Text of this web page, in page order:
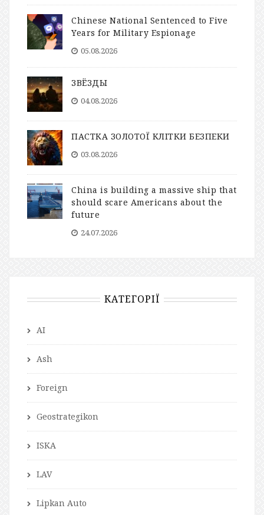
Chinese National Sentenced to Five
Years for Military Espionage
05.08.2026
ЗВЁЗДЫ
04.08.2026
ПАСТКА ЗОЛОТОЇ КЛІТКИ БЕЗПЕКИ
03.08.2026
China is building a massive ship that
should scare Americans about the
future
24.07.2026
КАТЕГОРІЇ
AI
Ash
Foreign
Geostrategikon
ISKA
LAV
Lipkan Auto